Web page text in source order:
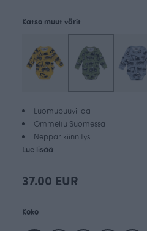
Luomupuuvillaa
Ommeltu Suomessa
Nepparikiinnitys
Lue lisää
Katso muut värit
37.00 EUR
Koko